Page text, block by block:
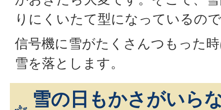
りにくいたて型になっているの
信号機に雪がたくさんつもった
雪を落とします。
雪の日もかさがいら